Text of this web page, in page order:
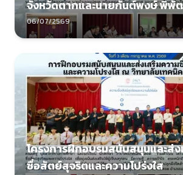
จังหวัดตากและนายกันต์พงษ์ พิ
นายอำเภอแม่สอด พร้อมคณะ
06/07/2569
โครงการฝึกอบรมสนับสนุนและส่ง
ซื่อสัตย์สุจริตและความโปร่งใส